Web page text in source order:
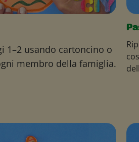
1–2 usando cartoncino o
membro della famiglia.